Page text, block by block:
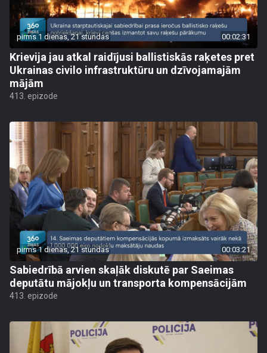
pirms 1 dienas, 21 stundas 00:02:31
Krievija jau atkal raidījusi ballistiskās raķetes pret
Ukrainas civilo infrastruktūru un dzīvojamajām
mājām
413. epizode
pirms 1 dienas, 21 stundas 00:03:21
Sabiedrībā arvien skaļāk diskutē par Saeimas
deputātu mājokļu un transporta kompensācijām
413. epizode